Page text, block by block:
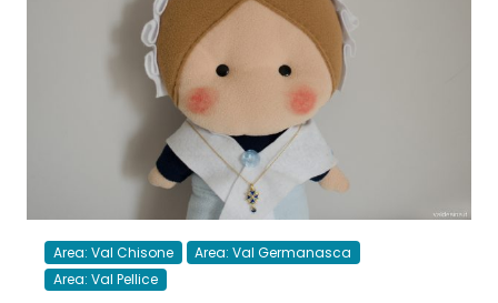
Area: Val Chisone
Area: Val Germanasca
Area: Val Pellice